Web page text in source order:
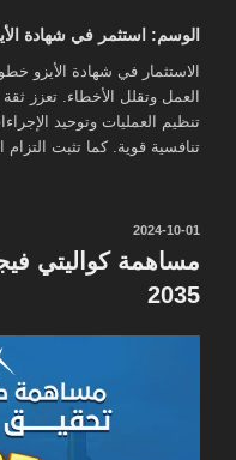
الوسم: استثمر في شهادة
الاستثمار في شهادة الأيزو
العمل وتقلل الأخطاء. تعزز
تنظيم العمليات وتوحيد
تنافسية قوية. كما تثبت التزام
نُشر
2024-10-01
مساهمة كواليتي
2035